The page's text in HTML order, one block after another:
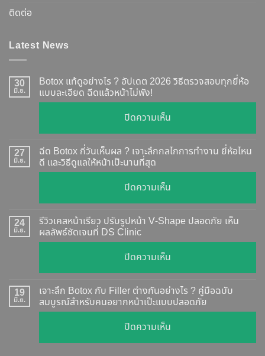
ติดต่อ
Latest News
30
มิ.ย.
Botox แท้ดูอย่างไร ? อัปเดต 2026 วิธีตรวจสอบทุกยี่ห้อ
แบบละเอียด ฉีดแล้วหน้าไม่พัง!
ปิดความเห็น
Botox
แท้
อย่างไร
อัปเดต
2026
ยี่ห้อ
แบบ
27
มิ.ย.
ฉีด Botox กี่วันเห็นผล ? เจาะลึกกลไกการทำงาน ยี่ห้อไหน
ดี และวิธีดูแลให้หน้าเป๊ะนานที่สุด
ปิดความเห็น
ฉีด
Botox
วัน
ผล
?
เจาะ
24
มิ.ย.
รีวิวเคสหน้าเรียว ปรับรูปหน้า V-Shape ปลอดภัย เห็น
ผลลัพธ์ชัดเจนที่ DS Clinic
ปิดความเห็น
รีวิว
เคส
หน้า
เรียว
รูป
19
มิ.ย.
เจาะลึก Botox กับ Filler ต่างกันอย่างไร ? คู่มือฉบับ
สมบูรณ์สำหรับคนอยากหน้าเป๊ะแบบปลอดภัย
ปิดความเห็น
เจาะ